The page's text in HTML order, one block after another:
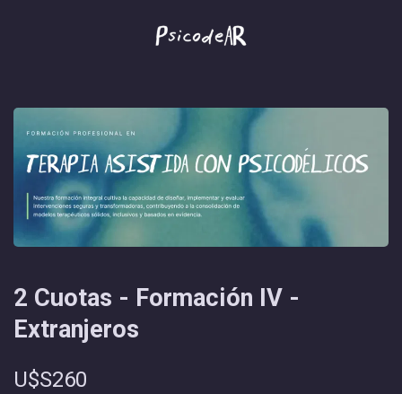
2 Cuotas - Formación IV -
Extranjeros
U$S260